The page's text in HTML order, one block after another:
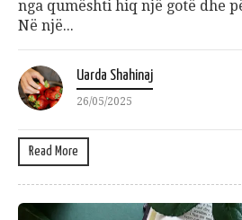
nga qumështi hiq një gotë dhe
Në një...
Uarda Shahinaj
26/05/2025
Read More